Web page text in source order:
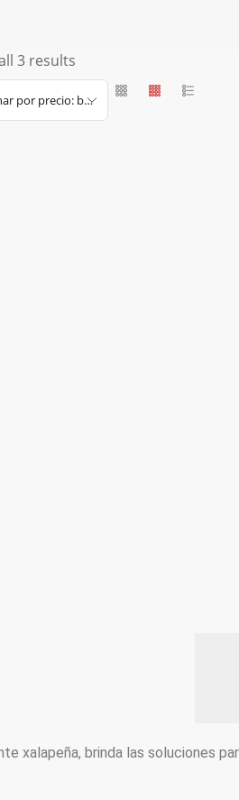
3 results
xalapeña, brinda las soluciones